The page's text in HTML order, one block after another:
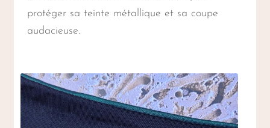
protéger sa teinte métallique et sa coupe
audacieuse.